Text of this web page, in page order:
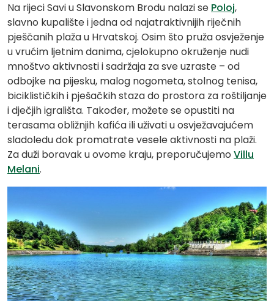
Na rijeci Savi u Slavonskom Brodu nalazi se Poloj,
slavno kupalište i jedna od najatraktivnijih riječnih
pješčanih plaža u Hrvatskoj. Osim što pruža osvježenje
u vrućim ljetnim danima, cjelokupno okruženje nudi
mnoštvo aktivnosti i sadržaja za sve uzraste – od
odbojke na pijesku, malog nogometa, stolnog tenisa,
biciklističkih i pješačkih staza do prostora za roštiljanje
i dječjih igrališta. Također, možete se opustiti na
terasama obližnjih kafića ili uživati u osvježavajućem
sladoledu dok promatrate vesele aktivnosti na plaži.
Za duži boravak u ovome kraju, preporučujemo Villu
Melani.